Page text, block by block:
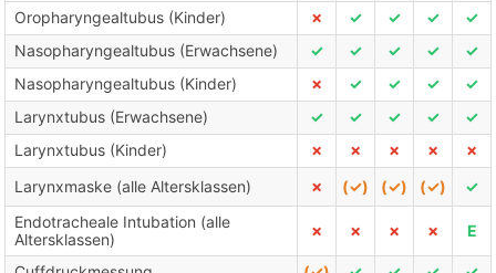
Oropharyngealtubus (Kinder)
✗ ✓ ✓ ✓
✓
Nasopharyngealtubus (Erwachsene)
✓ ✓ ✓ ✓
✓
Nasopharyngealtubus (Kinder)
✗ ✓ ✓ ✓
✓
Larynxtubus (Erwachsene)
✓ ✓ ✓ ✓
✓
Larynxtubus (Kinder)
✗ ✗ ✗ ✗
✗
Larynxmaske (alle Altersklassen)
✗ (✓) (✓) (✓)
✓
Endotracheale Intubation (alle
Altersklassen)
✗ ✗ ✗ ✗ E